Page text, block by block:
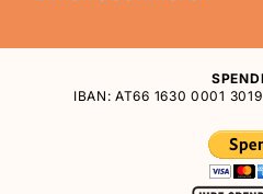
IBAN: AT66 1630 0001